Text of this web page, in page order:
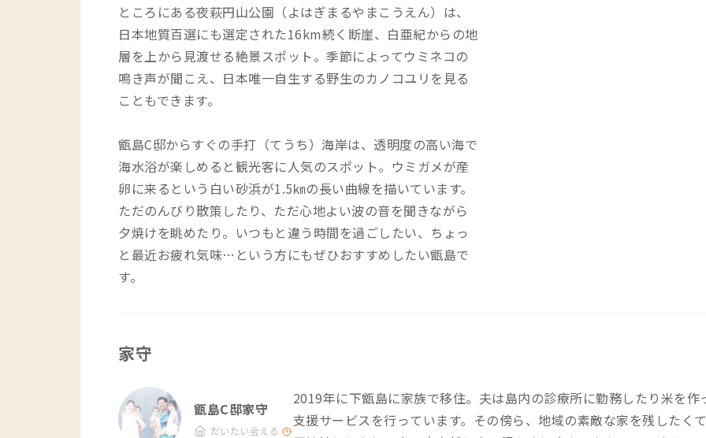
ところにある夜萩円山公園（よはぎまるやまこうえん）は、
日本地質百選にも選定された16km続く断崖、白亜紀からの地
層を上から見渡せる絶景スポット。季節によってウミネコの
鳴き声が聞こえ、日本唯一自生する野生のカノコユリを見る
こともできます。
甑島C邸からすぐの手打（てうち）海岸は、透明度の高い海で
海水浴が楽しめると観光客に人気のスポット。ウミガメが産
卵に来るという白い砂浜が1.5㎞の長い曲線を描いています。
ただのんびり散策したり、ただ心地よい波の音を聞きながら
夕焼けを眺めたり。いつもと違う時間を過ごしたい、ちょっ
と最近お疲れ気味…という方にもぜひおすすめしたい甑島で
す。
家守
甑島C邸家守
だいたい会える
2019年に下甑島に家族で移住。夫は島内の診療所に勤務したり米を
支援サービスを行っています。その傍ら、地域の素敵な家を残したく